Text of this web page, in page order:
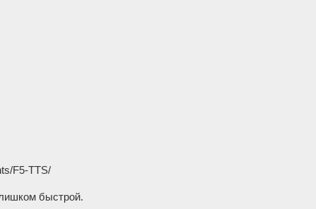
F5-TTS/
быстрой.